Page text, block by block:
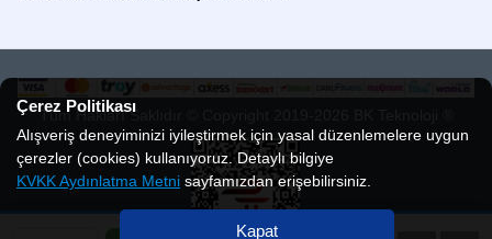
Tüm Hakları Saklıdır © Copyright 2019-2026 BK Teknoloji ®
Kapat
Çerez Politikası
Alışveriş deneyiminizi iyileştirmek için yasal düzenlemelere uygun
çerezler (cookies) kullanıyoruz. Detaylı bilgiye
KVKK Aydınlatma Metni sayfamızdan erişebilirsiniz.